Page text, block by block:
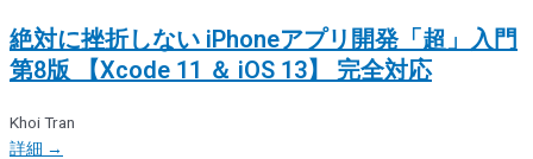
絶対に挫折しない iPhoneアプリ開発「超」入門
第8版 【Xcode 11 ＆ iOS 13】 完全対応
Khoi Tran
詳細 →